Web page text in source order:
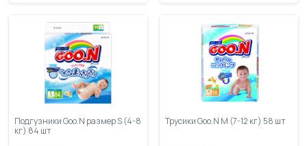
Подгузники Goo.N размер S (4-8
кг) 84 шт
Трусики Goo.N M (7-12 кг) 58 шт